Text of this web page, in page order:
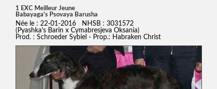
1 EXC Meilleur Jeune
Babayaga's Psovaya Barusha
Née le : 22-01-2016 NHSB : 3031572
(Pyashka's Barin x Cymabresjeva Oksania)
Prod. : Schroeder Sybiel - Prop.: Habraken Christ